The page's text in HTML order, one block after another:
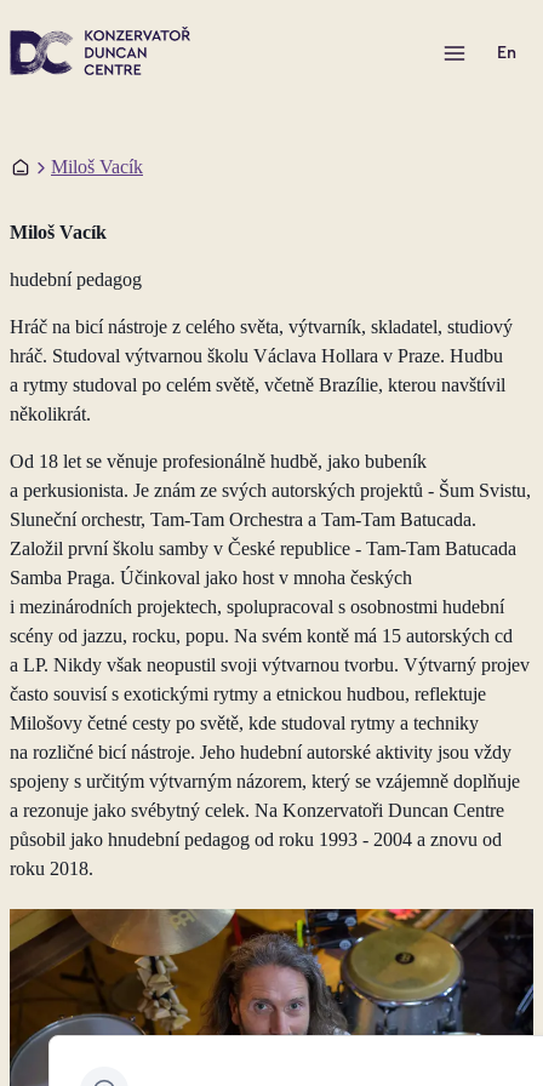
Otevřít menu
En
DomůMiloš Vacík
Miloš Vacík
hudební pedagog
Hráč na bicí nástroje z celého světa, výtvarník, skladatel, studiový
hráč. Studoval výtvarnou školu Václava Hollara v Praze. Hudbu
a rytmy studoval po celém světě, včetně Brazílie, kterou navštívil
několikrát.
Od 18 let se věnuje profesionálně hudbě, jako bubeník
a perkusionista. Je znám ze svých autorských projektů - Šum Svistu,
Sluneční orchestr, Tam-Tam Orchestra a Tam-Tam Batucada.
Založil první školu samby v České republice - Tam-Tam Batucada
Samba Praga. Účinkoval jako host v mnoha českých
i mezinárodních projektech, spolupracoval s osobnostmi hudební
scény od jazzu, rocku, popu. Na svém kontě má 15 autorských cd
a LP. Nikdy však neopustil svoji výtvarnou tvorbu. Výtvarný projev
často souvisí s exotickými rytmy a etnickou hudbou, reflektuje
Milošovy četné cesty po světě, kde studoval rytmy a techniky
na rozličné bicí nástroje. Jeho hudební autorské aktivity jsou vždy
spojeny s určitým výtvarným názorem, který se vzájemně doplňuje
a rezonuje jako svébytný celek. Na Konzervatoři Duncan Centre
působil jako hnudební pedagog od roku 1993 - 2004 a znovu od
roku 2018.